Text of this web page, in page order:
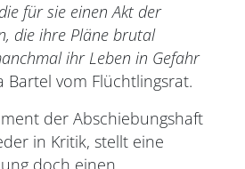
für sie einen Akt der
die ihre Pläne brutal
ihr Leben in Gefahr
Bartel vom Flüchtlingsrat.
der Abschiebungshaft
in Kritik, stellt eine
doch einen